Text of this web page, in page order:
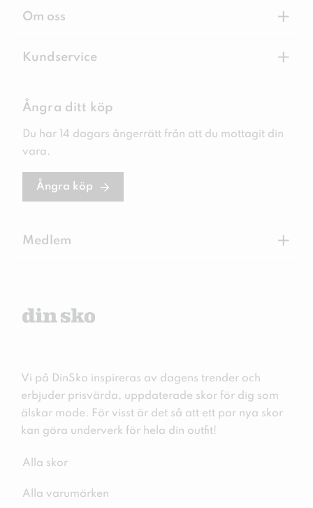
Om oss +
Kundservice +
Ångra ditt köp
Du har 14 dagars ångerrätt från att du mottagit din
vara.
Ångra köp
Medlem +
Vi på DinSko inspireras av dagens trender och
erbjuder prisvärda, uppdaterade skor för dig som
älskar mode. För visst är det så att ett par nya skor
kan göra underverk för hela din outfit!
Alla skor
Alla varumärken